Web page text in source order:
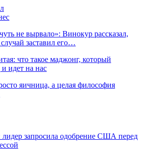
не вырвало»: Винокур рассказал,
заставил его…
что такое маджонг, который
и идет на нас
яичница, а целая философия
лидер запросила одобрение США перед